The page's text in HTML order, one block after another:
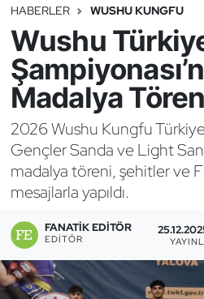
HABERLER WUSHU KUNGFU
Wushu
Madalya
2026 Wushu Kungfu
Gençler Sanda ve Light
madalya töreni, şehitler ve
mesajlarla yapıldı.
FANATIK EDITÖR
EDITÖR
Binicilik
Bisiklet
Bocce Bowling Dart
Boks
Briç
Buz Hokeyi
Buz Pateni